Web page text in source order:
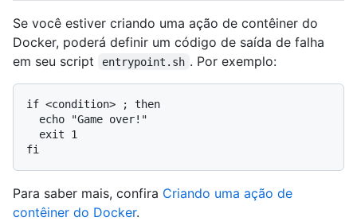
Se você estiver criando uma ação de contêiner do
Docker, poderá definir um código de saída de falha
em seu script
entrypoint.sh . Por exemplo:
if <condition> ; then
Para saber mais, confira Criando uma ação de
contêiner do Docker.